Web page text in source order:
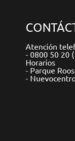
Atención
- 0800 50 20
Horarios
- Parque
-